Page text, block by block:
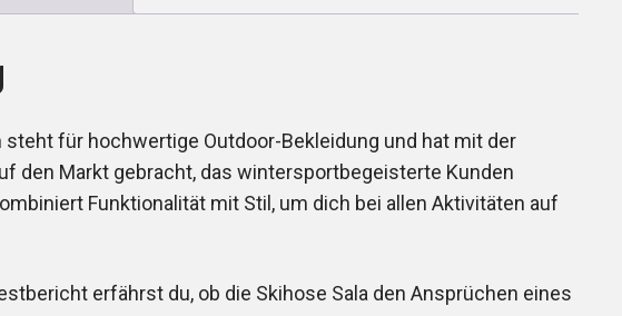
steht für hochwertige Outdoor-Bekleidung und hat mit der
den Markt gebracht, das wintersportbegeisterte Kunden
Funktionalität mit Stil, um dich bei allen Aktivitäten auf
erfährst du, ob die Skihose Sala den Ansprüchen eines